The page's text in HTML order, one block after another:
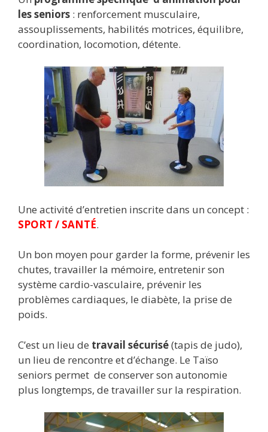
les seniors : renforcement musculaire,
assouplissements, habilités motrices, équilibre,
coordination, locomotion, détente.
Une activité d’entretien inscrite dans un concept :
SPORT / SANTÉ.
Un bon moyen pour garder la forme, prévenir les
chutes, travailler la mémoire, entretenir son
système cardio-vasculaire, prévenir les
problèmes cardiaques, le diabète, la prise de
poids.
C’est un lieu de travail sécurisé(tapis de judo),
un lieu de rencontre et d’échange. Le Taïso
seniors permet de conserver son autonomie
plus longtemps, de travailler sur la respiration.